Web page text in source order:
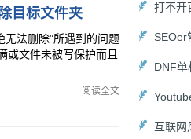
目标文件夹
无法删除”所遇到的问题
或文件未被写保护而且
阅读全文
打不开百
SEOer常用
DNF单机
Youtube
互联网